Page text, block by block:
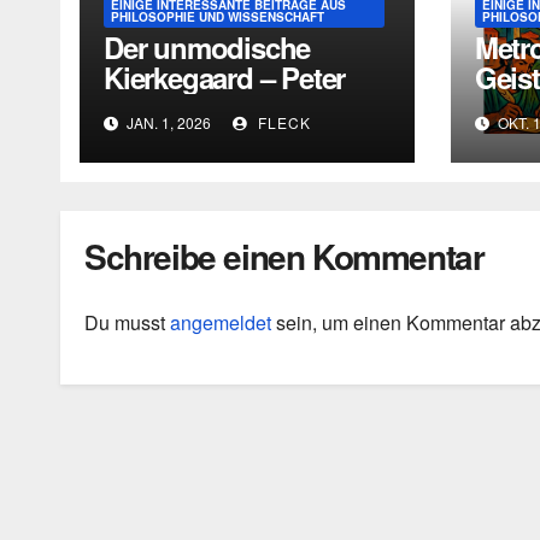
EINIGE INTERESSANTE BEITRÄGE AUS
PHILOSOPHIE UND WISSENSCHAFT
Der unmodische
Kierkegaard – Peter
Druckers
existentialistische
Intervention von 1933
JAN. 1, 2026 FLECK
EINIGE
OKT.
Schreibe einen Kommentar
Du musstangemeldetsein, um einen Kommentar